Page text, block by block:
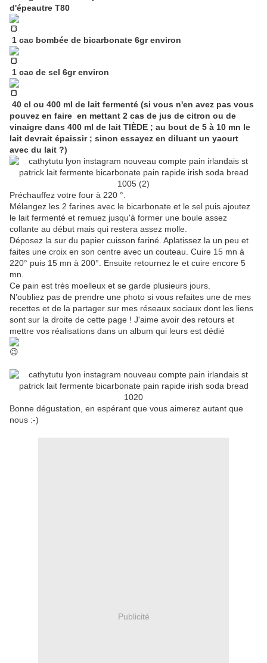
d'épeautre T80
1 cac bombée de bicarbonate 6gr environ
1 cac de sel 6gr environ
40 cl ou 400 ml de lait fermenté (si vous n'en avez pas vous
pouvez en faire en mettant 2 cas de jus de citron ou de
vinaigre dans 400 ml de lait TIÈDE ; au bout de 5 à 10 mn le
lait devrait épaissir ; sinon essayez en diluant un yaourt
avec du lait ?)
Préchauffez votre four à 220 °.
Mélangez les 2 farines avec le bicarbonate et le sel puis ajoutez
le lait fermenté et remuez jusqu'à former une boule assez
collante au début mais qui restera assez molle.
Déposez la sur du papier cuisson fariné. Aplatissez la un peu et
faites une croix en son centre avec un couteau. Cuire 15 mn à
220° puis 15 mn à 200°. Ensuite retournez le et cuire encore 5
mn.
Ce pain est très moelleux et se garde plusieurs jours.
N'oubliez pas de prendre une photo si vous refaites une de mes
recettes et de la partager sur mes réseaux sociaux dont les liens
sont sur la droite de cette page ! J'aime avoir des retours et
mettre vos réalisations dans un album qui leurs est dédié
Bonne dégustation, en espérant que vous aimerez autant que
nous :-)
Publicité